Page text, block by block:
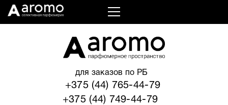
для заказов по РБ
+375 (44) 765-44-79
+375 (44) 749-44-79